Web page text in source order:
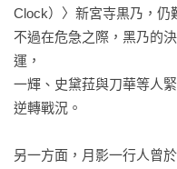
Clock）〉新宮寺黒乃，仍
不過在危急之際，黑乃的
運，
一輝、史黛菈與刀華等人
逆轉戰況。
另一方面，月影一行人曾